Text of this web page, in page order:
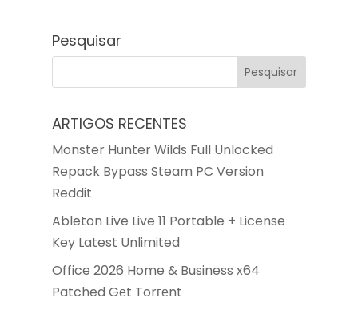
Pesquisar
ARTIGOS RECENTES
Monster Hunter Wilds Full Unlocked
Repack Bypass Steam PC Version
Reddit
Ableton Live Live 11 Portable + License
Key Latest Unlimited
Office 2026 Home & Business x64
Patched Gеt Torгеnt